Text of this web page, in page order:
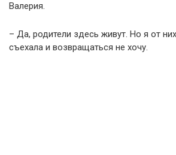
Валерия.
– Да, родители здесь живут. Но я от
съехала и возвращаться не хочу.